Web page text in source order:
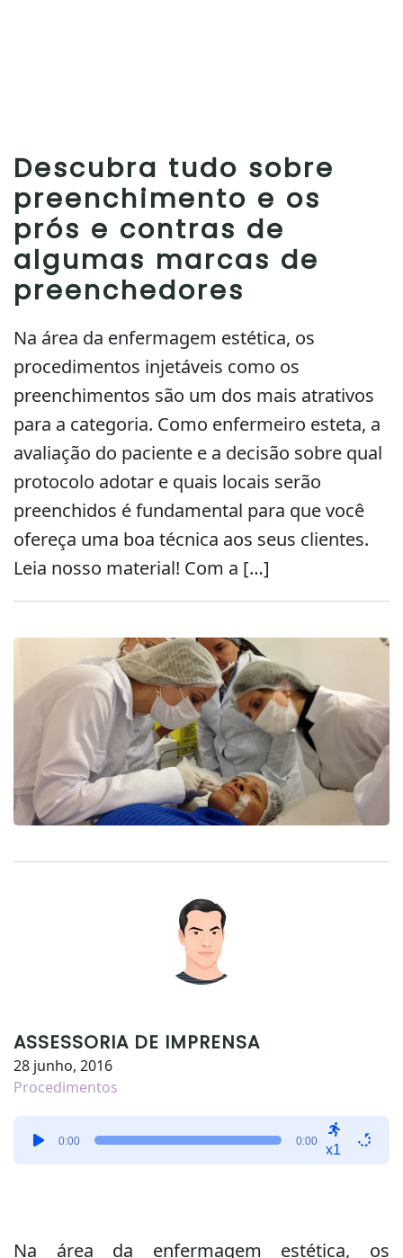
Descubra tudo sobre
preenchimento e os
prós e contras de
algumas marcas de
preenchedores
Na área da enfermagem estética, os
procedimentos injetáveis como os
preenchimentos são um dos mais atrativos
para a categoria. Como enfermeiro esteta, a
avaliação do paciente e a decisão sobre qual
protocolo adotar e quais locais serão
preenchidos é fundamental para que você
ofereça uma boa técnica aos seus clientes.
Leia nosso material! Com a […]
ASSESSORIA DE IMPRENSA
28 junho, 2016
Procedimentos
0:00 0:00
x1
Na área da enfermagem estética, os